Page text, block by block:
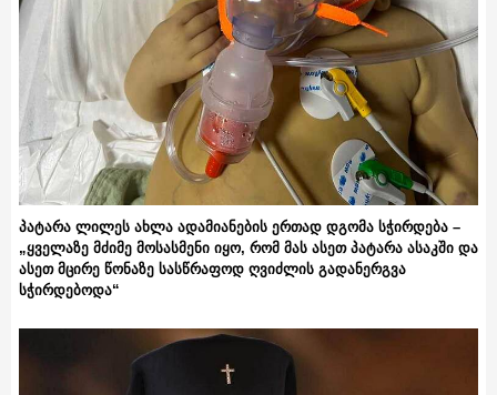
პატარა ლილეს ახლა ადამიანების ერთად დგომა სჭირდება –
„ყველაზე მძიმე მოსასმენი იყო, რომ მას ასეთ პატარა ასაკში და
ასეთ მცირე წონაზე სასწრაფოდ ღვიძლის გადანერგვა
სჭირდებოდა“